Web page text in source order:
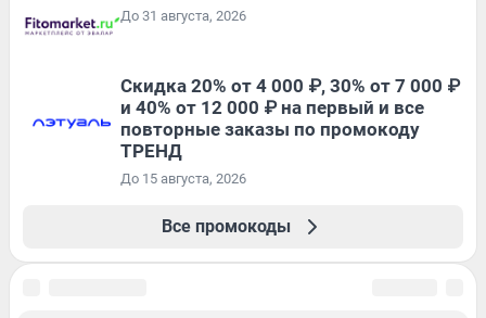
До 31 августа, 2026
Скидка 20% от 4 000 ₽, 30% от 7 000 ₽
и 40% от 12 000 ₽ на первый и все
повторные заказы по промокоду
ТРЕНД
До 15 августа, 2026
Все промокоды